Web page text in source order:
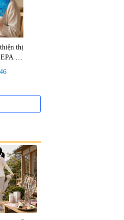
thị
+
gói -
thiện
Has